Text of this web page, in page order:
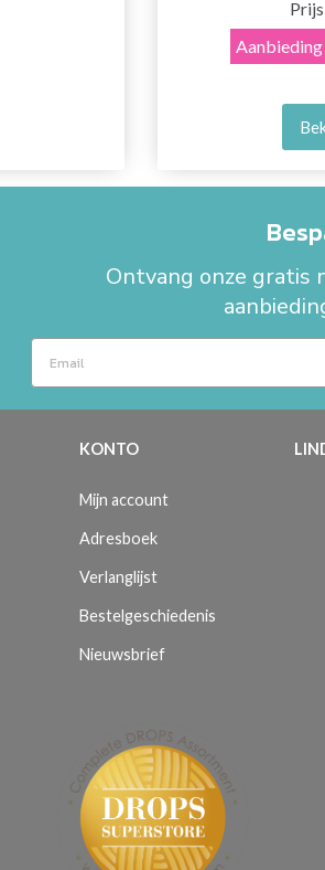
Ontvang onze gratis
KONTO
Mijn account
Adresboek
Verlanglijst
Bestelgeschiedenis
Nieuwsbrief